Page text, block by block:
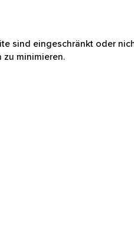
sind eingeschränkt oder
zu minimieren.